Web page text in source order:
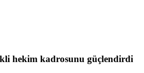
hekim kadrosunu güçlendirdi